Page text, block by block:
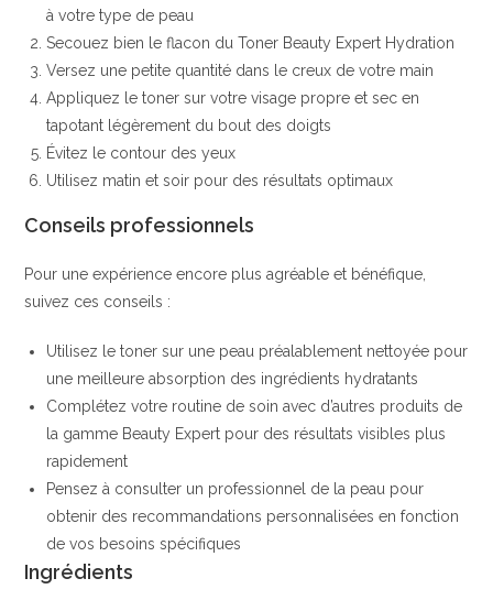
à votre type de peau
Secouez bien le flacon du Toner Beauty Expert Hydration
Versez une petite quantité dans le creux de votre main
Appliquez le toner sur votre visage propre et sec en
tapotant légèrement du bout des doigts
Évitez le contour des yeux
Utilisez matin et soir pour des résultats optimaux
Conseils professionnels
Pour une expérience encore plus agréable et bénéfique,
suivez ces conseils :
Utilisez le toner sur une peau préalablement nettoyée pour
une meilleure absorption des ingrédients hydratants
Complétez votre routine de soin avec d’autres produits de
la gamme Beauty Expert pour des résultats visibles plus
rapidement
Pensez à consulter un professionnel de la peau pour
obtenir des recommandations personnalisées en fonction
de vos besoins spécifiques
Ingrédients